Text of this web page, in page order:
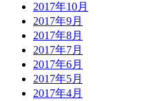
2017年10月
2017年9月
2017年8月
2017年7月
2017年6月
2017年5月
2017年4月